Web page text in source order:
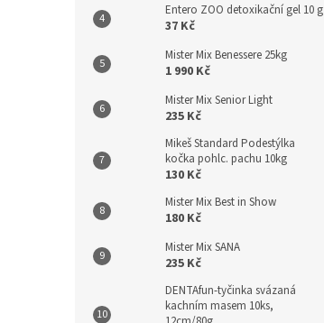
Entero ZOO detoxikační gel 10 g
37 Kč
Mister Mix Benessere 25kg
1 990 Kč
Mister Mix Senior Light
235 Kč
Mikeš Standard Podestýlka
kočka pohlc. pachu 10kg
130 Kč
Mister Mix Best in Show
180 Kč
Mister Mix SANA
235 Kč
DENTAfun-tyčinka svázaná
kachním masem 10ks,